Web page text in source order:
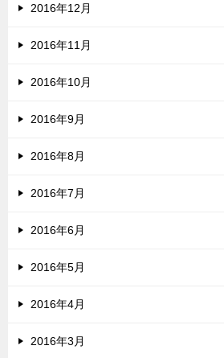
2016年12月
2016年11月
2016年10月
2016年9月
2016年8月
2016年7月
2016年6月
2016年5月
2016年4月
2016年3月